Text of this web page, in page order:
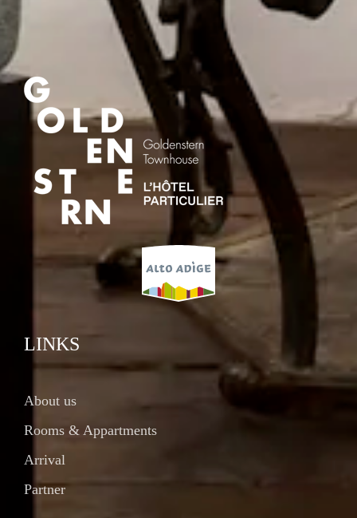
LINKS
About us
Rooms & Appartments
Arrival
Partner